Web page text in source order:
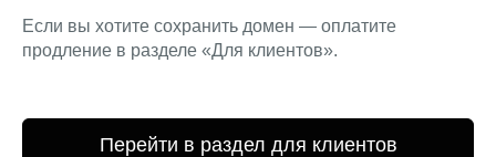
Если вы хотите сохранить домен — оплатите
продление в разделе «Для клиентов».
Перейти в раздел для клиентов